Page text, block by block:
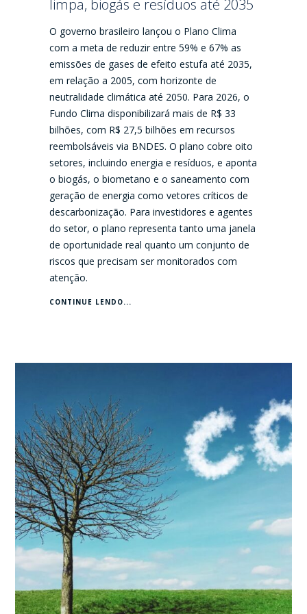
limpa, biogás e resíduos até 2035
O governo brasileiro lançou o Plano Clima
com a meta de reduzir entre 59% e 67% as
emissões de gases de efeito estufa até 2035,
em relação a 2005, com horizonte de
neutralidade climática até 2050. Para 2026, o
Fundo Clima disponibilizará mais de R$ 33
bilhões, com R$ 27,5 bilhões em recursos
reembolsáveis via BNDES. O plano cobre oito
setores, incluindo energia e resíduos, e aponta
o biogás, o biometano e o saneamento com
geração de energia como vetores críticos de
descarbonização. Para investidores e agentes
do setor, o plano representa tanto uma janela
de oportunidade real quanto um conjunto de
riscos que precisam ser monitorados com
atenção.
CONTINUE LENDO...